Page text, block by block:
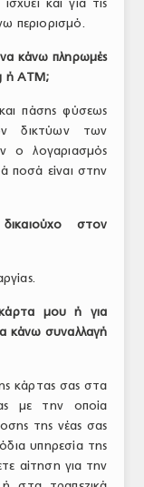
και για τις
περιορισμό.
κάνω πληρωμές
ή ΑΤΜ;
πάσης φύσεως
δικτύων των
ο λογαριασμός
ποσά είναι στην
στον
μου ή για
κάνω συναλλαγή
κάρτας σας στα
με την οποία
της νέας σας
υπηρεσία της
αίτηση για την